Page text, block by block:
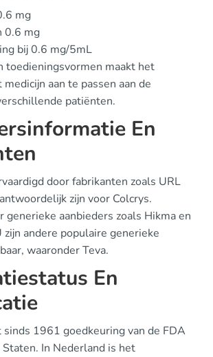
mg
0.6 mg
bij 0.6 mg/5mL
toedieningsvormen maakt het
aan te passen aan de
patiënten.
En
door fabrikanten zoals URL
zijn voor Colcrys.
generieke aanbieders zoals Hikma en
zijn andere populaire generieke
waaronder Teva.
En
sinds 1961 goedkeuring van de FDA
In Nederland is het